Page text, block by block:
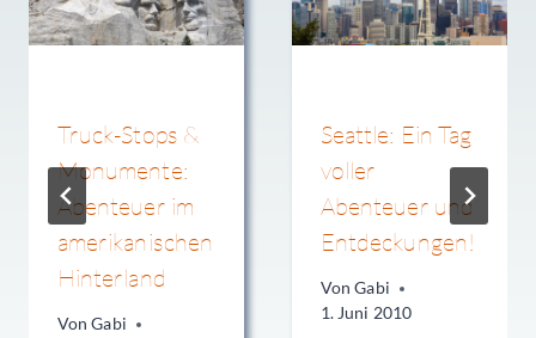
Truck-Stops &
Monumente:
Abenteuer im
amerikanischen
Hinterland
Von Gabi
Seattle: Ein Tag
voller
Abenteuer und
Entdeckungen!
Von Gabi
1. Juni 2010